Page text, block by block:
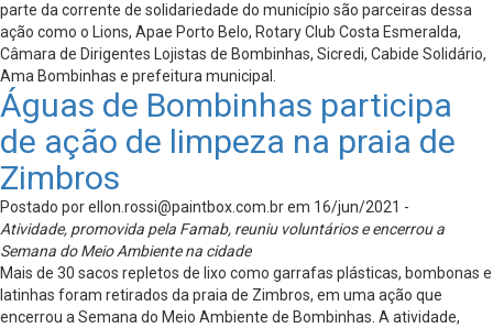
parte da corrente de solidariedade do município são parceiras dessa
ação como o Lions, Apae Porto Belo, Rotary Club Costa Esmeralda,
Câmara de Dirigentes Lojistas de Bombinhas, Sicredi, Cabide Solidário,
Ama Bombinhas e prefeitura municipal.
Águas de Bombinhas participa
de ação de limpeza na praia de
Zimbros
Postado porellon.rossi@paintbox.com.brem 16/jun/2021 -
Atividade, promovida pela Famab, reuniu voluntários e encerrou a
Semana do Meio Ambiente na cidade
Mais de 30 sacos repletos de lixo como garrafas plásticas, bombonas e
latinhas foram retirados da praia de Zimbros, em uma ação que
encerrou a Semana do Meio Ambiente de Bombinhas. A atividade,